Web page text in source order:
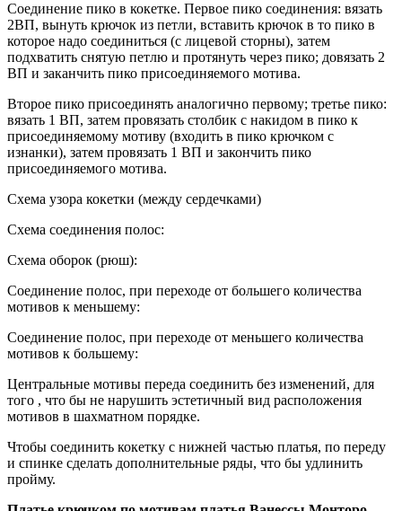
Соединение пико в кокетке. Первое пико соединения: вязать
2ВП, вынуть крючок из петли, вставить крючок в то пико в
которое надо соединиться (с лицевой сторны), затем
подхватить снятую петлю и протянуть через пико; довязать 2
ВП и заканчить пико присоединяемого мотива.
Второе пико присоединять аналогично первому; третье пико:
вязать 1 ВП, затем провязать столбик с накидом в пико к
присоединяемому мотиву (входить в пико крючком с
изнанки), затем провязать 1 ВП и закончить пико
присоединяемого мотива.
Схема узора кокетки (между сердечками)
Схема соединения полос:
Схема оборок (рюш):
Соединение полос, при переходе от большего количества
мотивов к меньшему:
Соединение полос, при переходе от меньшего количества
мотивов к большему:
Центральные мотивы переда соединить без изменений, для
того , что бы не нарушить эстетичный вид расположения
мотивов в шахматном порядке.
Чтобы соединить кокетку с нижней частью платья, по переду
и спинке сделать дополнительные ряды, что бы удлинить
пройму.